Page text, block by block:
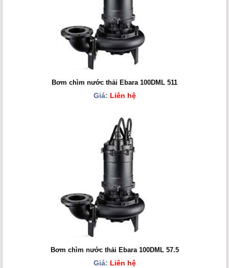
Bơm chìm nước thải Ebara 100DML 511
Giá: Liên hệ
Bơm chìm nước thải Ebara 100DML 57.5
Giá: Liên hệ